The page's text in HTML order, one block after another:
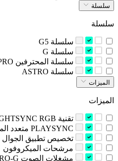
سلسلة
سلسلة
الميزات
الميزات
تقنية LIGHTSYNC RGB
‫تخصيص تطبيق الجوال‬
‫مرشحات الميكروفون‬